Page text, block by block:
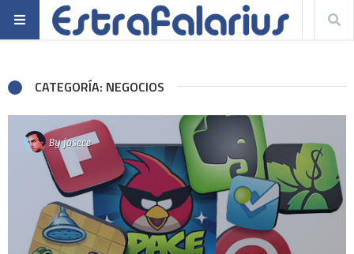
CATEGORÍA: NEGOCIOS
Byjosece